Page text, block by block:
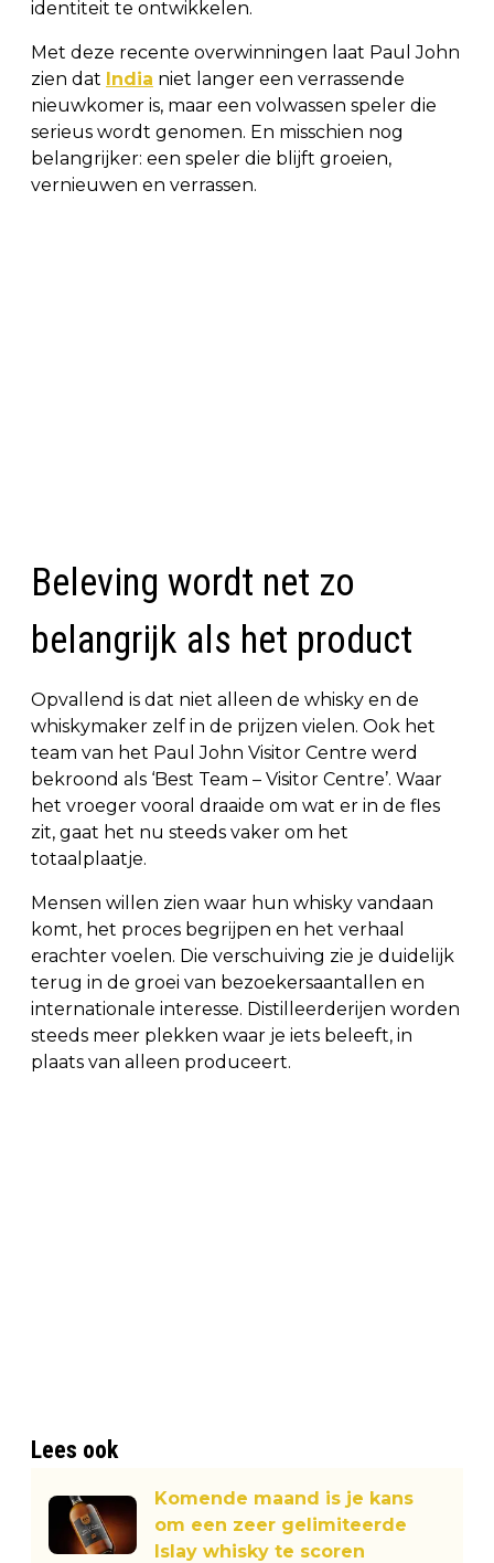
identiteit te ontwikkelen.
Met deze recente overwinningen laat Paul John
zien dat India niet langer een verrassende
nieuwkomer is, maar een volwassen speler die
serieus wordt genomen. En misschien nog
belangrijker: een speler die blijft groeien,
vernieuwen en verrassen.
Beleving wordt net zo
belangrijk als het product
Opvallend is dat niet alleen de whisky en de
whiskymaker zelf in de prijzen vielen. Ook het
team van het Paul John Visitor Centre werd
bekroond als ‘Best Team – Visitor Centre’. Waar
het vroeger vooral draaide om wat er in de fles
zit, gaat het nu steeds vaker om het
totaalplaatje.
Mensen willen zien waar hun whisky vandaan
komt, het proces begrijpen en het verhaal
erachter voelen. Die verschuiving zie je duidelijk
terug in de groei van bezoekersaantallen en
internationale interesse. Distilleerderijen worden
steeds meer plekken waar je iets beleeft, in
plaats van alleen produceert.
Lees ook
Komende maand is je kans
om een zeer gelimiteerde
Islay whisky te scoren